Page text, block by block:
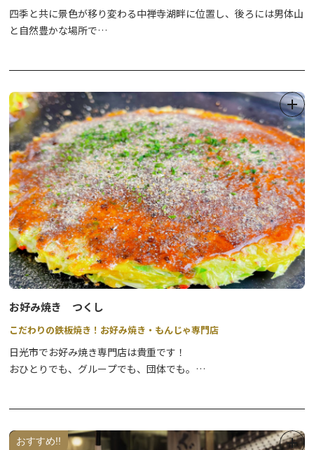
四季と共に景色が移り変わる中禅寺湖畔に位置し、後ろには男体山
と自然豊かな場所で
また、遊覧モーターボートの受付、足漕ぎボートのレンタル、SUP
のレンタル等も行っております。詳しくは公式WEBサイトをご確
認ください。
団体様もどうぞご相談ください。
お好み焼き つくし
こだわりの鉄板焼き！お好み焼き・もんじゃ専門店
日光市でお好み焼き専門店は貴重です！
おひとりでも、グループでも、団体でも。
ください。
おすすめ!!